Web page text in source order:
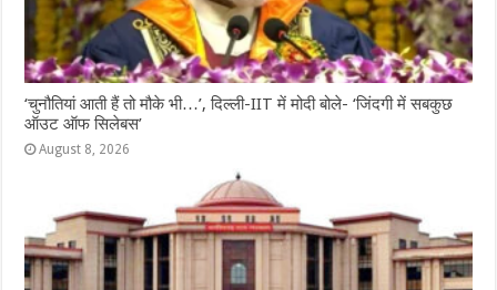
‘चुनौतियां आती हैं तो मौके भी…’, दिल्ली-IIT में मोदी बोले- ‘जिंदगी में सबकुछ
ऑउट ऑफ सिलेबस’
August 8, 2026